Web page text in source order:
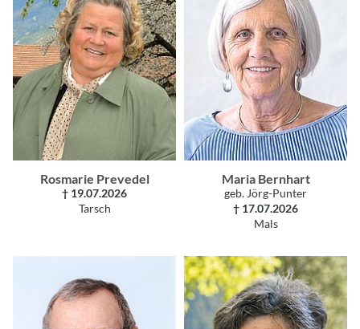
Rosmarie Prevedel
† 19.07.2026
Tarsch
Maria Bernhart
geb. Jörg-Punter
† 17.07.2026
Mals